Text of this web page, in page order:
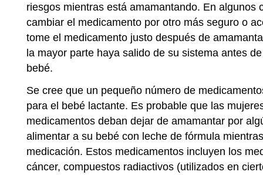
riesgos mientras está amamantando. En algunos
cambiar el medicamento por otro más seguro o
tome el medicamento justo después de
la mayor parte haya salido de su sistema antes
bebé.
Se cree que un pequeño número de
para el bebé lactante. Es probable que las
medicamentos deban dejar de amamantar por
alimentar a su bebé con leche de fórmula
medicación. Estos medicamentos incluyen los
cáncer, compuestos radiactivos (utilizados en